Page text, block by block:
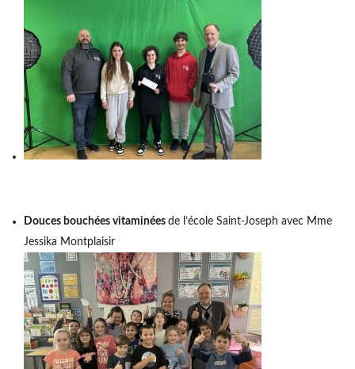
Douces bouchées vitaminées de l’école Saint-Joseph avec Mme
Jessika Montplaisir